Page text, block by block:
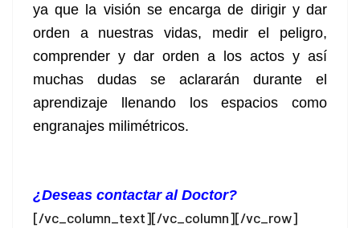
ya que la visión se encarga de dirigir y dar
orden a nuestras vidas, medir el peligro,
comprender y dar orden a los actos y así
muchas dudas se aclararán durante el
aprendizaje llenando los espacios como
engranajes milimétricos.
¿Deseas contactar al Doctor?
[/vc_column_text][/vc_column][/vc_row]